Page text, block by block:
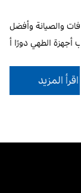
والتعريفية:
الممارسات تلعب أجهزة الطهي دورًا أ...